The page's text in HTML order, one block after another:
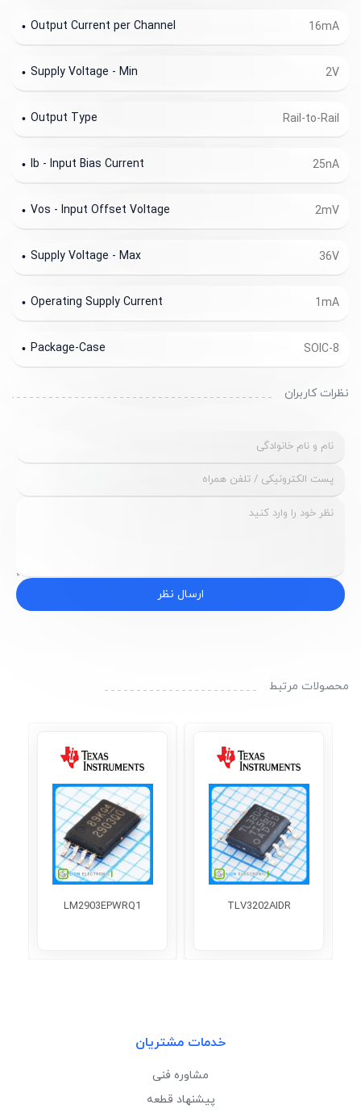
16mA
Output Current per Channel
2V
Supply Voltage - Min
Rail-to-Rail
Output Type
25nA
Ib - Input Bias Current
2mV
Vos - Input Offset Voltage
36V
Supply Voltage - Max
1mA
Operating Supply Current
SOIC-8
Package-Case
نظرات کاربران
ارسال نظر
محصولات مرتبط
TLV3202AIDR
LM2903EPWRQ1
خدمات مشتریان
مشاوره فنی
پیشنهاد قطعه